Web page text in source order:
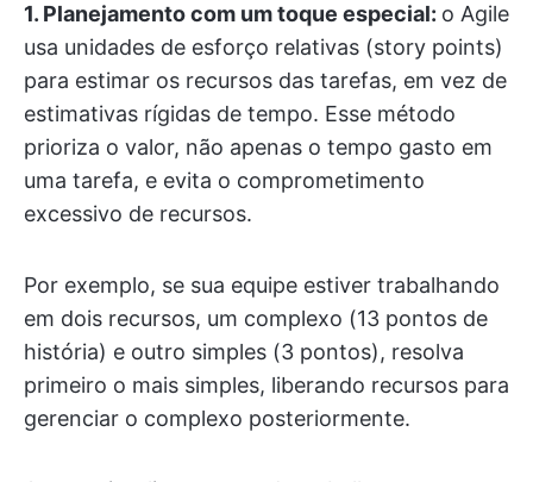
1. Planejamento com um toque especial: o Agile
usa unidades de esforço relativas (story points)
para estimar os recursos das tarefas, em vez de
estimativas rígidas de tempo. Esse método
prioriza o valor, não apenas o tempo gasto em
uma tarefa, e evita o comprometimento
excessivo de recursos.
Por exemplo, se sua equipe estiver trabalhando
em dois recursos, um complexo (13 pontos de
história) e outro simples (3 pontos), resolva
primeiro o mais simples, liberando recursos para
gerenciar o complexo posteriormente.